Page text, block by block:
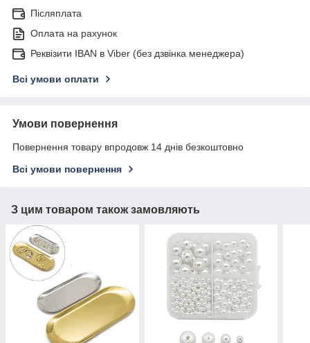
Післяплата
Оплата на рахунок
Реквізити IBAN в Viber (без дзвінка менеджера)
Всі умови оплати
Умови повернення
Повернення товару впродовж 14 днів безкоштовно
Всі умови повернення
З цим товаром також замовляють